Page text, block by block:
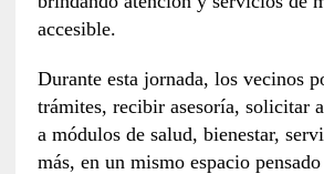
accesible.
Durante esta jornada, los vecinos
trámites, recibir asesoría, solicitar
a módulos de salud, bienestar,
más, en un mismo espacio